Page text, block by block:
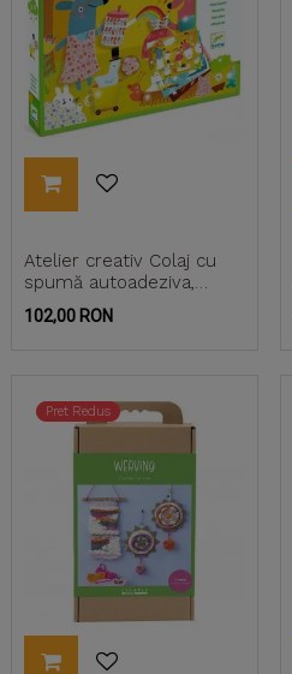
Atelier creativ Colaj cu
spumă autoadeziva,
Djeco
Pret
102,00 RON
Pret Redus